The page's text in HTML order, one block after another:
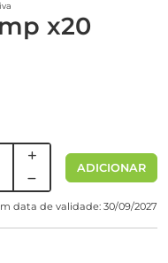
x20
ADICIONAR
data de validade: 30/09/2027